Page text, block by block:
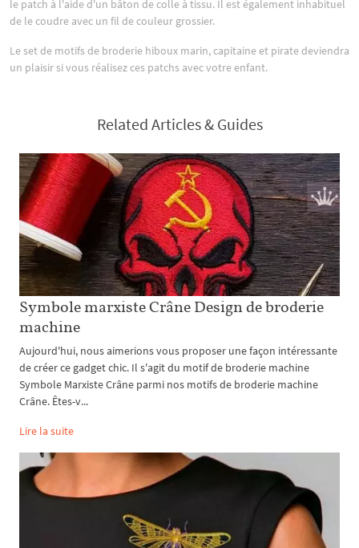
le patch à l'aide d'un bâton de colle à tissu. Il est également inhabituel
de le coudre avec un fil de couleur grossier.
Le set de motifs de broderie hiboux marin, capitaine et pirate deviendra
un plaisir si vous réalisez ces patchs avec votre enfant.
Related Articles & Guides
Symbole marxiste Crâne Design de broderie
machine
Aujourd'hui, nous aimerions vous proposer une façon intéressante
de créer ce gadget chic. Il s'agit du motif de broderie machine
Symbole Marxiste Crâne parmi nos motifs de broderie machine
Crâne. Êtes-v...
Lire la suite